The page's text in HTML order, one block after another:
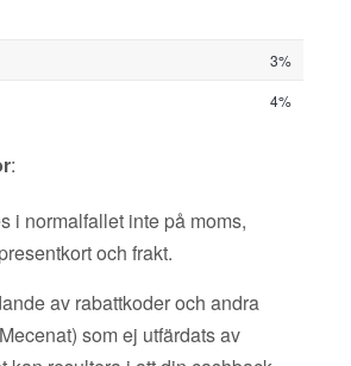
3%
4%
:
i normalfallet inte på moms,
och frakt.
av rabattkoder och andra
som ej utfärdats av